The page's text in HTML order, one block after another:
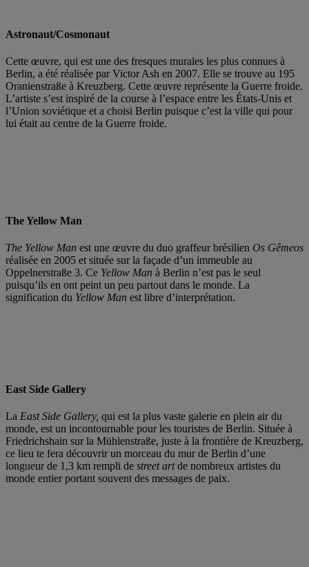
Astronaut/Cosmonaut
Cette œuvre, qui est une des fresques murales les plus connues à
Berlin, a été réalisée par Victor Ash en 2007. Elle se trouve au 195
Oranienstraße à Kreuzberg. Cette œuvre représente la Guerre froide.
L’artiste s’est inspiré de la course à l’espace entre les États-Unis et
l’Union soviétique et a choisi Berlin puisque c’est la ville qui pour
lui était au centre de la Guerre froide.
The Yellow Man
The Yellow Man est une œuvre du duo graffeur brésilien Os Gêmeos
réalisée en 2005 et située sur la façade d’un immeuble au
Oppelnerstraße 3. Ce Yellow Man à Berlin n’est pas le seul
puisqu’ils en ont peint un peu partout dans le monde. La
signification du Yellow Man est libre d’interprétation.
East Side Gallery
La East Side Gallery, qui est la plus vaste galerie en plein air du
monde, est un incontournable pour les touristes de Berlin. Située à
Friedrichshain sur la Mühlenstraße, juste à la frontière de Kreuzberg,
ce lieu te fera découvrir un morceau du mur de Berlin d’une
longueur de 1,3 km rempli de street artde nombreux artistes du
monde entier portant souvent des messages de paix.